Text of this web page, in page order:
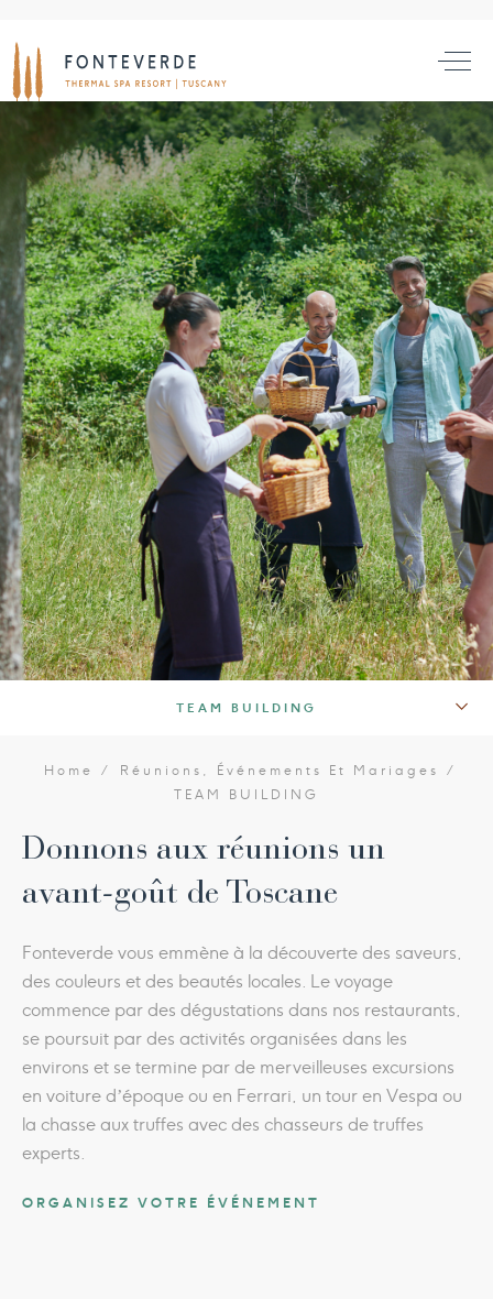
DES MARIAGES DE RÊVE
SALLES DE RÉUNION
TEAM BUILDING
Home
Réunions, Événements Et Mariages
TEAM BUILDING
Donnons aux réunions un
avant-goût de Toscane
Fonteverde vous emmène à la découverte des saveurs,
des couleurs et des beautés locales. Le voyage
commence par des dégustations dans nos restaurants,
se poursuit par des activités organisées dans les
environs et se termine par de merveilleuses excursions
en voiture d’époque ou en Ferrari, un tour en Vespa ou
la chasse aux truffes avec des chasseurs de truffes
experts.
ORGANISEZ VOTRE ÉVÉNEMENT